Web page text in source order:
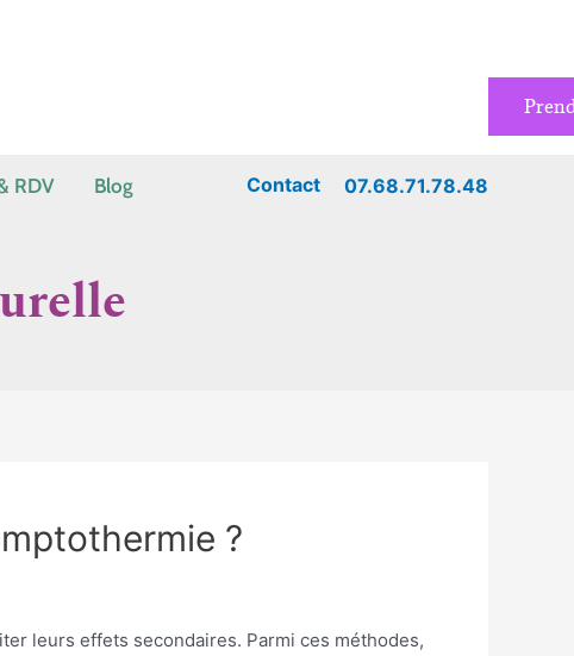
RDV Blog Contact 07.68.71.78.48
?
leurs effets secondaires. Parmi ces méthodes,